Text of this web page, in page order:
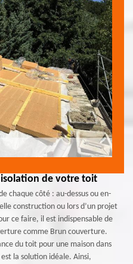
de votre toit
chaque côté : au-dessus ou en-
construction ou lors d’un projet
ce faire, il est indispensable de
comme Brun couverture.
du toit pour une maison dans
la solution idéale. Ainsi,